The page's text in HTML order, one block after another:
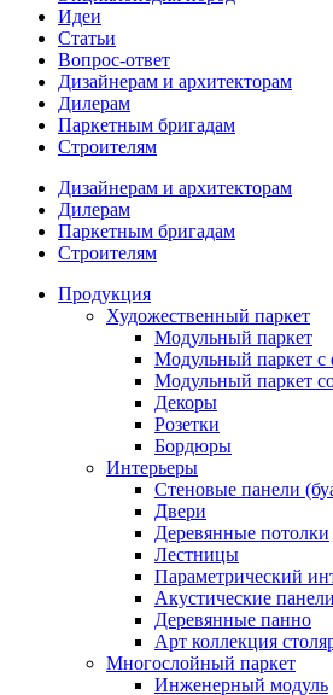
Идеи
Статьи
Вопрос-ответ
Дизайнерам и архитекторам
Дилерам
Паркетным бригадам
Строителям
Дизайнерам и архитекторам
Дилерам
Паркетным бригадам
Строителям
Продукция
Художественный паркет
Модульный паркет
Модульный паркет
Модульный паркет
Декоры
Розетки
Бордюры
Интерьеры
Стеновые панели
Двери
Деревянные потолки
Лестницы
Параметрический
Акустические панели
Деревянные панно
Арт коллекция
Многослойный паркет
Инженерный модуль